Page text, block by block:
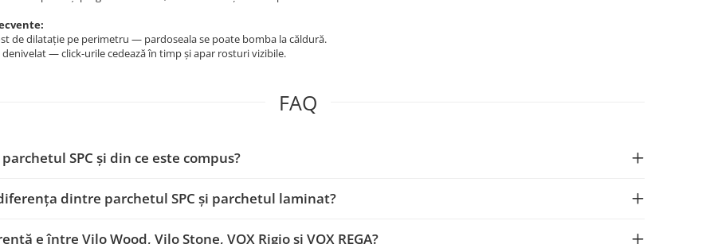
de dilatație pe perimetru — pardoseala se poate bomba la căldură.
— click-urile cedează în timp și apar rosturi vizibile.
FAQ
parchetul SPC și din ce este compus?
dintre parchetul SPC și parchetul laminat?
e între Vilo Wood, Vilo Stone, VOX Rigio și VOX REGA?